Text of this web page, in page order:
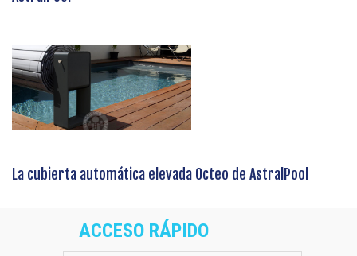
La cubierta automática elevada Octeo de AstralPool
ACCESO RÁPIDO